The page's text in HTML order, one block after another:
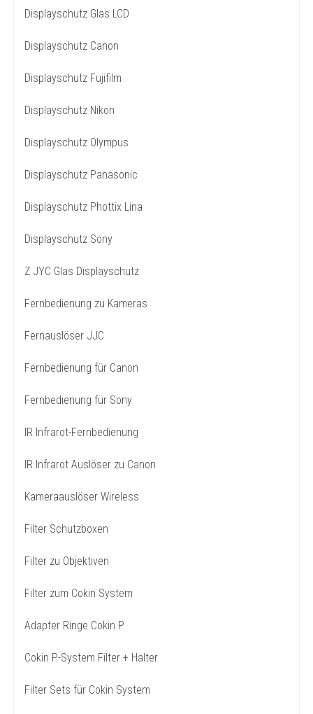
Displayschutz Glas LCD
Displayschutz Canon
Displayschutz Fujifilm
Displayschutz Nikon
Displayschutz Olympus
Displayschutz Panasonic
Displayschutz Phottix Lina
Displayschutz Sony
Z JYC Glas Displayschutz
Fernbedienung zu Kameras
Fernauslöser JJC
Fernbedienung für Canon
Fernbedienung für Sony
IR Infrarot-Fernbedienung
IR Infrarot Auslöser zu Canon
Kameraauslöser Wireless
Filter Schutzboxen
Filter zu Objektiven
Filter zum Cokin System
Adapter Ringe Cokin P
Cokin P-System Filter + Halter
Filter Sets für Cokin System